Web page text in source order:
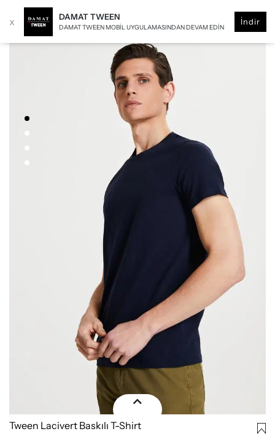
x DAMAT TWEEN
DAMAT TWEEN MOBIL UYGULAMASINDAN DEVAM EDIN
İndir
Tween Lacivert Baskılı T-Shirt